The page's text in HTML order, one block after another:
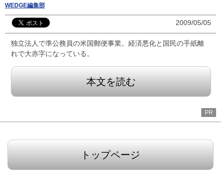
WEDGE編集部
2009/05/05
独立法人で準公務員の米国郵便事業。経済悪化と国民の手紙離
れで大赤字になっている。
本文を読む
PR
トップページ